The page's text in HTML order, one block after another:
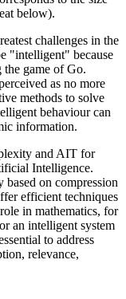
below).
challenges in the
"intelligent" because
game of Go.
as no more
methods to solve
behaviour can
information.
and AIT for
Intelligence.
on compression
efficient techniques
in mathematics, for
an intelligent system
to address
relevance,